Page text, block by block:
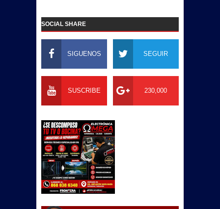
SOCIAL SHARE
SIGUENOS SEGUIR
SUSCRIBE 230,000